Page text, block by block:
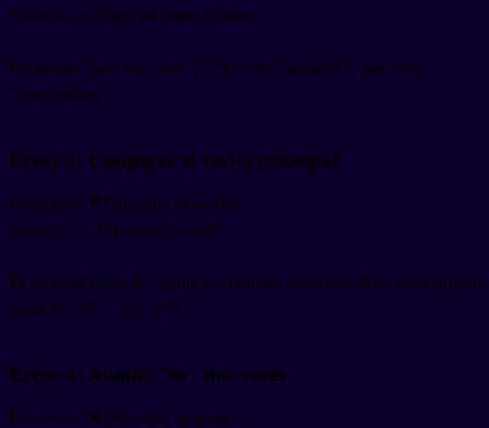
Correcto: ✓ They are going to leave
Recuerda: "am" solo con "I", "is" con "he/she/it", "are" con
"you/we/they".
Error 3: Conjugar el verbo principal
Incorrecto: ❌ I'm going to studied
Correcto: ✓ I'm going to study
El verbo después de "going to" siempre va en infinitivo, sin conjugar.
Nada de "ed", "ing" o "s".
Error 4: Añadir "to" dos veces
Incorrecto: ❌ I'm going to to eat